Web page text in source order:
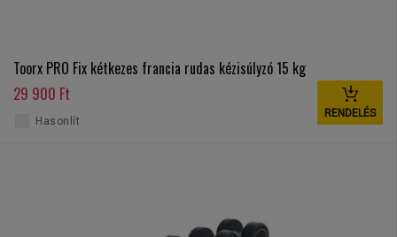
Toorx PRO Fix kétkezes francia rudas kézisúlyzó 15 kg
29 900 Ft
RENDELÉS
Hasonlít